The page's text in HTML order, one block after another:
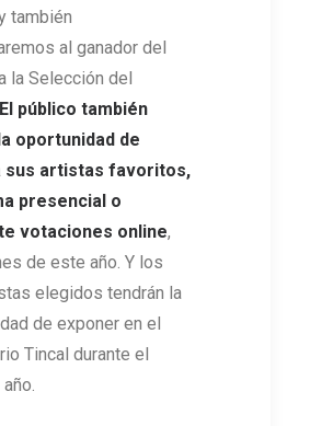
también
al ganador del
la Selección del
público también
oportunidad de
sus artistas favoritos,
presencial o
votaciones online,
de este año. Y los
elegidos tendrán la
de exponer en el
Tincal durante el